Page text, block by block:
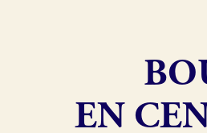
Pourquoi adhérer à France
EN